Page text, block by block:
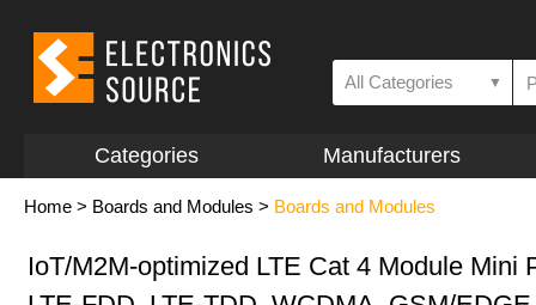
All Categories ▼
Categories Manufacturers
Home > Boards and Modules > Boards and Modules
IoT/M2M-optimized LTE Cat 4 Module Mini